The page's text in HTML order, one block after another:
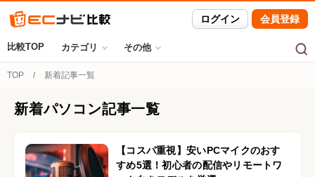
ログイン 会員登録
比較TOP カテゴリ その他
TOP 新着記事一覧
新着パソコン記事一覧
【コスパ重視】安いPCマイクのおす
すめ5選！初心者の配信やリモートワ